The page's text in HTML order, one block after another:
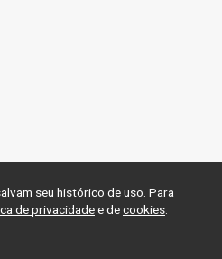
seu histórico de uso. Para
de privacidadee decookies